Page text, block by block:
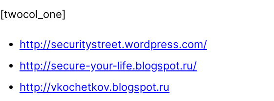
[twocol_one]
http://securitystreet.wordpress.com/
http://secure-your-life.blogspot.ru/
http://vkochetkov.blogspot.ru